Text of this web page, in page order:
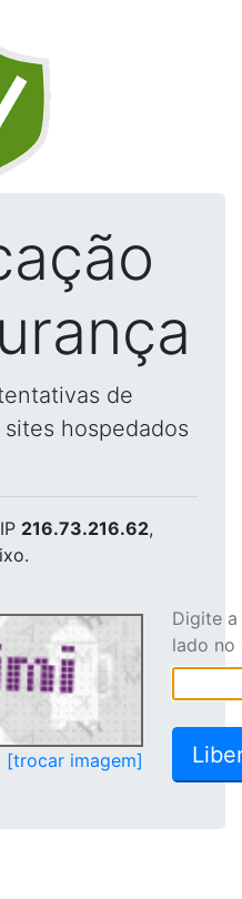
de
hospedados
216.73.216.62,
[trocar imagem]
Digite
lado no